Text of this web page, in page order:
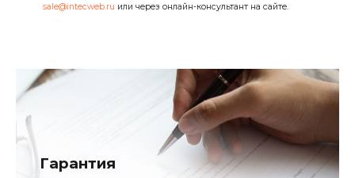
sale@intecweb.ru или через онлайн-консультант на сайте.
Гарантия